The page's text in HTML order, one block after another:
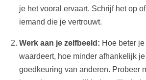
je het vooral ervaart. Schrijf het op
iemand die je vertrouwt.
Werk aan je zelfbeeld: Hoe beter
waardeert, hoe minder afhankelijk
goedkeuring van anderen. Probeer